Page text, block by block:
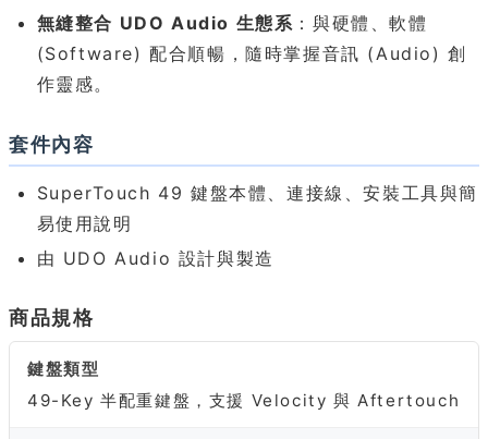
無縫整合 UDO Audio 生態系 ：與硬體、軟體
(Software) 配合順暢，隨時掌握音訊 (Audio) 創
作靈感。
套件內容
SuperTouch 49 鍵盤本體、連接線、安裝工具與簡
易使用說明
由 UDO Audio 設計與製造
商品規格
鍵盤類型
49-Key 半配重鍵盤，支援 Velocity 與 Aftertouch